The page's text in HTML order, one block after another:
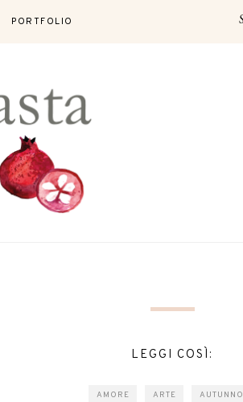
PORTFOLIO
LEGGI COSÌ:
AMORE ARTE AUTUNNO